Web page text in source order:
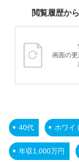
閲覧履歴か
画面の
40代 ホワイ
年収1,000万円